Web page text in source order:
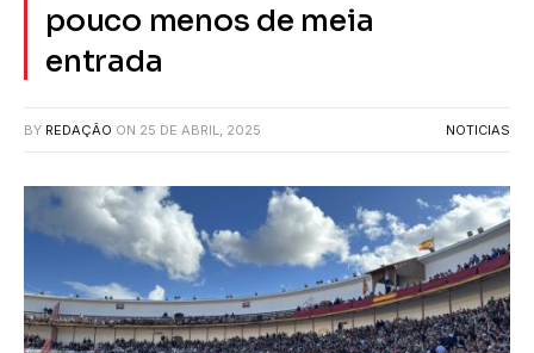
pouco menos de meia
entrada
BY REDAÇÃO ON 25 DE ABRIL, 2025 NOTICIAS